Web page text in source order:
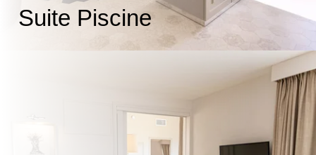
Suite Piscine